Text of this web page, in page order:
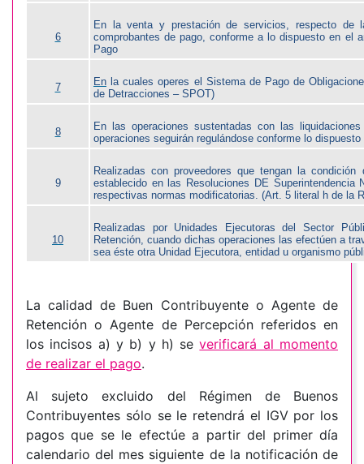
6
En la venta y prestación de servicios, respecto de
comprobantes de pago, conforme a lo dispuesto en el
Pago
7 En la cuales operes el Sistema de Pago de
de Detracciones – SPOT)
8
En las operaciones sustentadas con las
operaciones seguirán regulándose conforme lo
9
Realizadas con proveedores que tengan la
establecido en las Resoluciones DE Superintendencia
respectivas normas modificatorias. (Art. 5 literal h de la
10
Realizadas por Unidades Ejecutoras del Sector
Retención, cuando dichas operaciones las efectúen a
sea éste otra Unidad Ejecutora, entidad u organismo
La calidad de Buen Contribuyente o Agente de
Retención o Agente de Percepción referidos en
los incisos a) y b) y h) severificará al momento
de realizar el pago.
Al sujeto excluido del Régimen de Buenos
Contribuyentes sólo se le retendrá el IGV por los
pagos que se le efectúe a partir del primer día
calendario del mes siguiente de la notificación de